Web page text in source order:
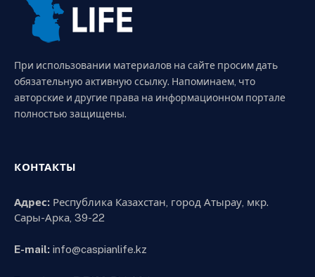
При использовании материалов на сайте просим дать
обязательную активную ссылку. Напоминаем, что
авторские и другие права на информационном портале
полностью защищены.
КОНТАКТЫ
Адрес: Республика Казахстан, город Атырау, мкр.
Сары-Арка, 39-22
E-mail: info@caspianlife.kz